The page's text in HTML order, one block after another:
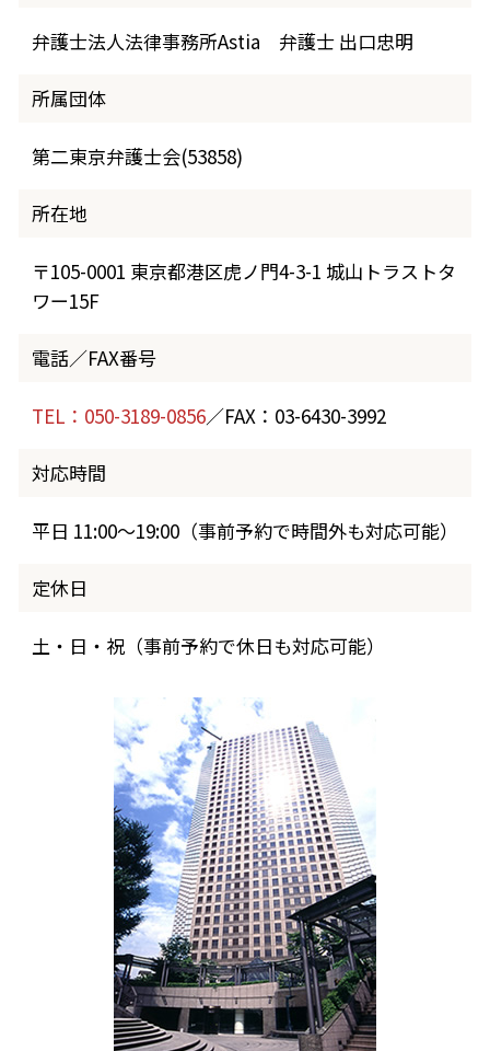
弁護士法人法律事務所Astia 弁護士 出口忠明
所属団体
第二東京弁護士会(53858)
所在地
〒105-0001 東京都港区虎ノ門4-3-1 城山トラストタ
ワー15F
電話／FAX番号
TEL：050-3189-0856／FAX：03-6430-3992
対応時間
平日 11:00～19:00（事前予約で時間外も対応可能）
定休日
土・日・祝（事前予約で休日も対応可能）